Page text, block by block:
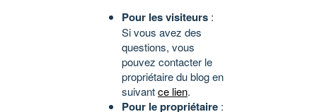
Pour les visiteurs :
Si vous avez des
questions, vous
pouvez contacter le
propriétaire du blog en
suivantce lien.
Pour le propriétaire :